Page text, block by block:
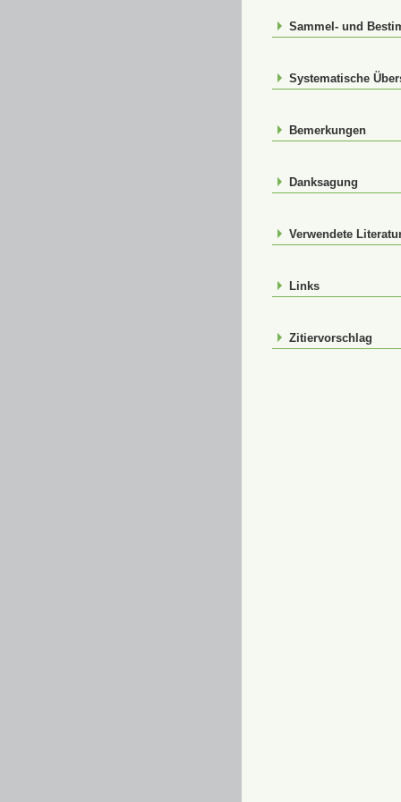
Sammel- und
Systematische
Bemerkungen
Danksagung
Verwendete
Links
Zitiervorschlag